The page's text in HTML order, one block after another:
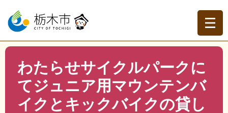
ー
の
先
ニ
ー
を
トップページ > 分類でさがす >くらしの情報 >道路・河
川・公園 > >わたらせサイクルパークにてジュニア用
マウンテンバイクとキックバイクの貸し出しを始めます
（※令和8年2月22日（日曜日）から）
わたらせサイクルパークに
てジュニア用マウンテンバ
イクとキックバイクの貸し